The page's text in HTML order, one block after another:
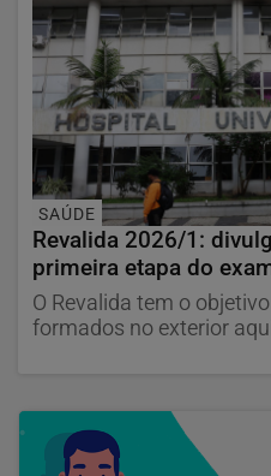
SAÚDE
Revalida 2026/1:
primeira etapa do
O Revalida tem o
formados no exterior